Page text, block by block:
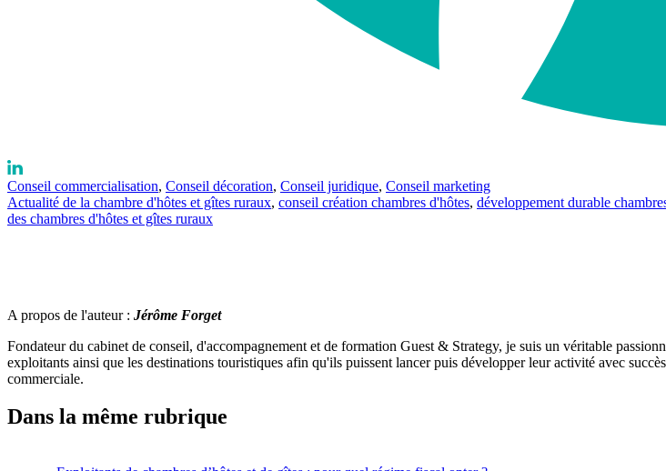
Conseil commercialisation, Conseil décoration, Conseil juridique, Conseil marketing
Actualité de la chambre d'hôtes et gîtes ruraux, conseil création chambres d'hôtes, développement durable
des chambres d'hôtes et gîtes ruraux
A propos de l'auteur : Jérôme Forget
Fondateur du cabinet de conseil, d'accompagnement et de formation Guest & Strategy, je suis un véritable
exploitants ainsi que les destinations touristiques afin qu'ils puissent lancer puis développer leur activité avec
commerciale.
Dans la même rubrique